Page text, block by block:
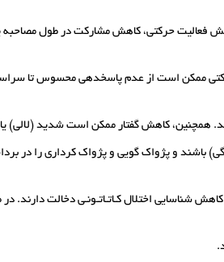
حرکتی، کاهش مشارکت در طول مصاحبه
ممکن است از عدم پاسخ­دهی محسوس تا
همچنین، کاهش گفتار ممکن است شدید (لالی)
باشند و پژواک ­گویی و پژواک­ کرداری را در
شناسایی اختلال کـاتـاتـونـی دخالت دارند.